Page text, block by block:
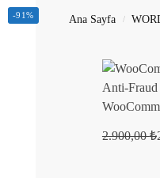
Ana Sayfa /
2.900,00₺
-91%